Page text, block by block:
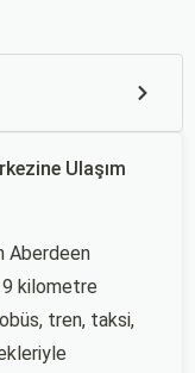
Ulaşım
Aberdeen
9 kilometre
tren, taksi,